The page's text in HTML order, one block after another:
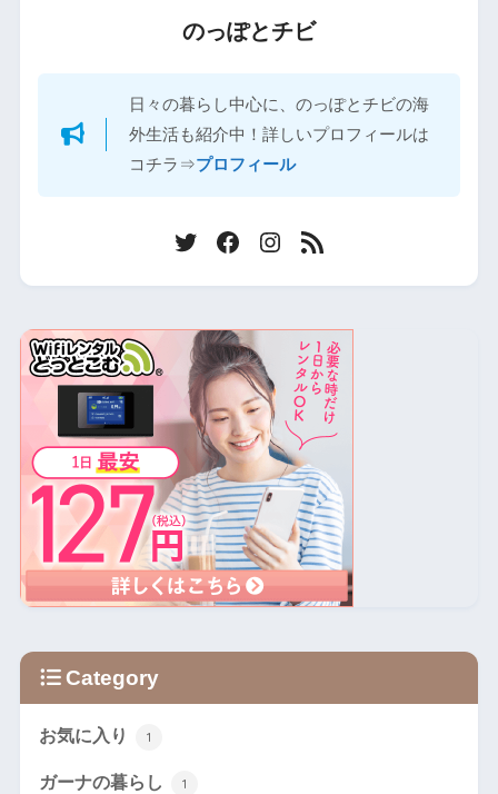
のっぽとチビ
日々の暮らし中心に、のっぽとチビの海
外生活も紹介中！詳しいプロフィールは
コチラ⇒プロフィール
Category
お気に入り 1
ガーナの暮らし 1